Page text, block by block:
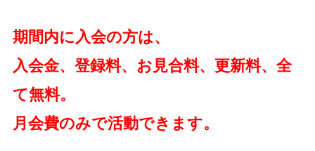
期間内に入会の方は、
入会金、登録料、お見合料、更新料、全
て無料。
月会費のみで活動できます。